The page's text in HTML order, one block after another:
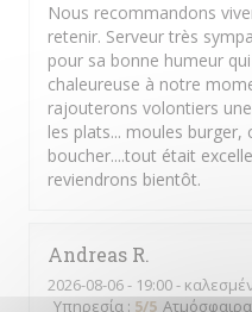
Nous recommandons
retenir. Serveur très
pour sa bonne humeur
chaleureuse à notre
rajouterons volontiers
les plats... moules burger,
boucher....tout était
reviendrons bientôt.
Andreas R
2026-08-06- 19:00 -
Υπηρεσία : 5/5 Ατμόσφαιρα